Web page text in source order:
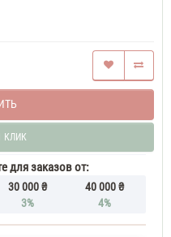
КЛИК
для заказов от:
30 000 ₴
3%
40 000 ₴
4%